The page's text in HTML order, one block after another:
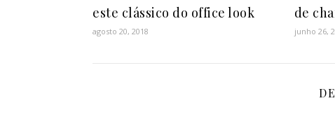
este clássico do office look
agosto 20, 2018
de
junho 26,